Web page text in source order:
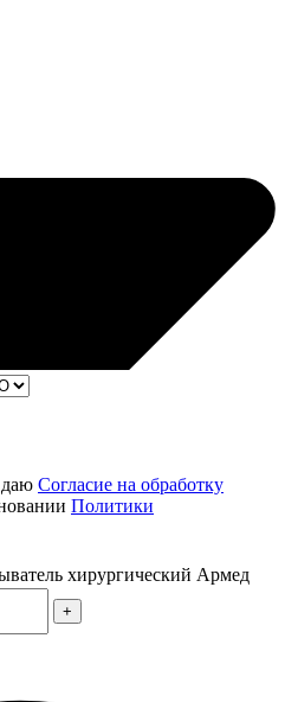
Согласие на обработку
Политики
хирургический Армед